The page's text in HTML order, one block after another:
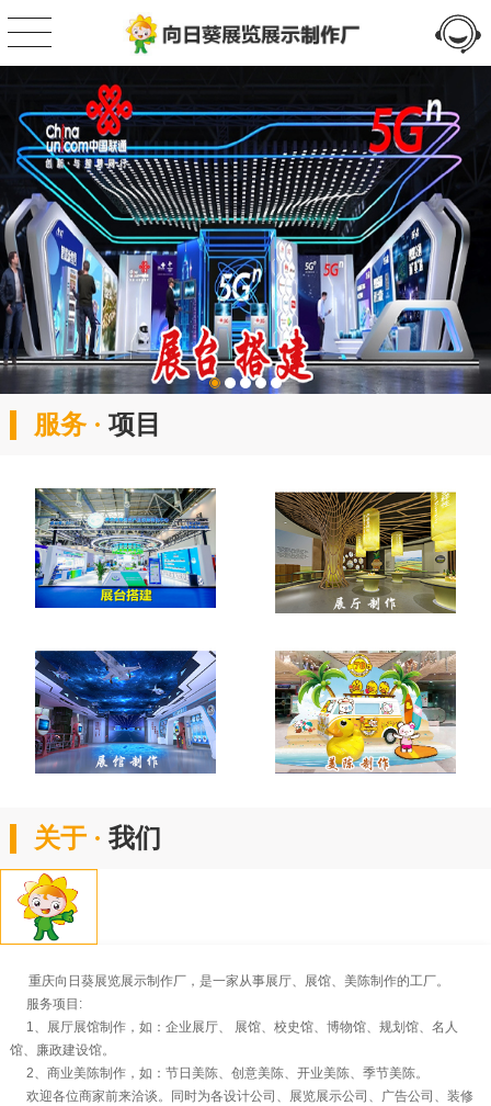
服务 ·项目
关于 ·我们
重庆向日葵展览展示制作厂，是一家从事展厅、展馆、美陈制作的工厂。
服务项目:
1、展厅展馆制作，如：企业展厅、 展馆、校史馆、博物馆、规划馆、名人
馆、廉政建设馆。
2、商业美陈制作，如：节日美陈、创意美陈、开业美陈、季节美陈。
欢迎各位商家前来洽谈。同时为各设计公司、展览展示公司、广告公司、装修